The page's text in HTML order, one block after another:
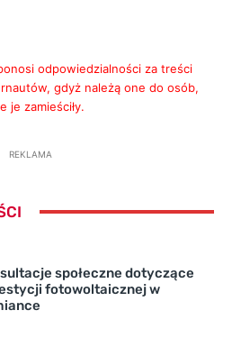
odpowiedzialności za treści
gdyż należą one do osób,
je zamieściły.
REKLAMA
społeczne dotyczące
fotowoltaicznej w